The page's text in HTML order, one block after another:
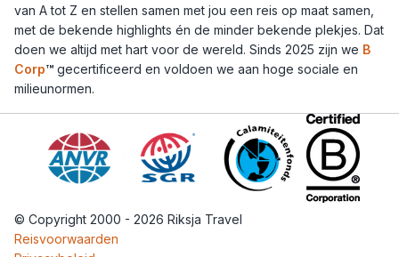
van A tot Z en stellen samen met jou een reis op maat samen,
met de bekende highlights én de minder bekende plekjes. Dat
doen we altijd met hart voor de wereld. Sinds 2025 zijn we B
Corp™ gecertificeerd en voldoen we aan hoge sociale en
milieunormen.
© Copyright 2000 - 2026 Riksja Travel
Reisvoorwaarden